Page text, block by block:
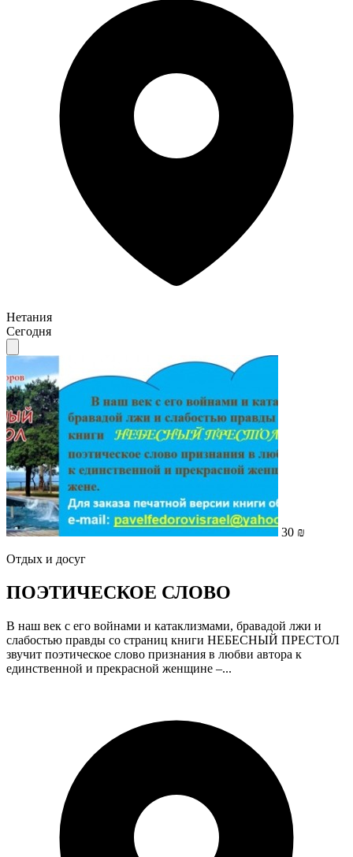
Нетания
Сегодня
30 ₪
Отдых и досуг
ПОЭТИЧЕСКОЕ СЛОВО
В наш век с его войнами и катаклизмами, бравадой лжи и
слабостью правды со страниц книги НЕБЕСНЫЙ ПРЕСТОЛ
звучит поэтическое слово признания в любви автора к
единственной и прекрасной женщине –...